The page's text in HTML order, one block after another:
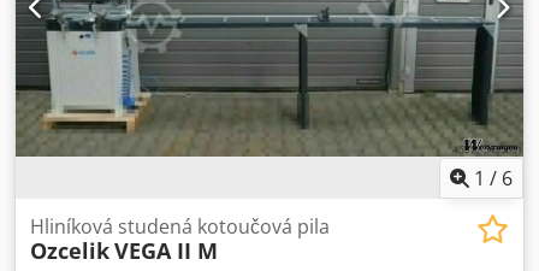
1050 x 1020 x 1700 mm Hmotnost: 150 kg Ve velmi dobrém
stavu
1 / 6
Hliníková studená kotoučová pila
OzcelikVEGA II M